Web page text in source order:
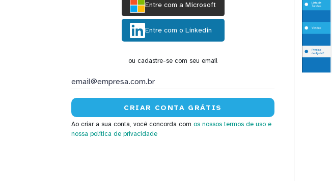
Entre com a Microsoft
Entre com o Linkedin
ou cadastre-se com seu email
Ao criar a sua conta, você concorda com os nossos termos de uso e
nossa política de privacidade